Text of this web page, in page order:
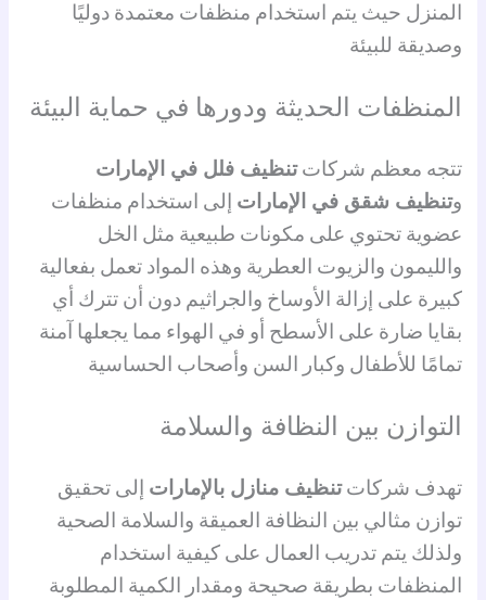
المنزل حيث يتم استخدام منظفات معتمدة دوليًا
وصديقة للبيئة
المنظفات الحديثة ودورها في حماية البيئة
تتجه معظم شركاتتنظيف فلل في الإمارات
وتنظيف شقق في الإمارات إلى استخدام منظفات
عضوية تحتوي على مكونات طبيعية مثل الخل
والليمون والزيوت العطرية وهذه المواد تعمل بفعالية
كبيرة على إزالة الأوساخ والجراثيم دون أن تترك أي
بقايا ضارة على الأسطح أو في الهواء مما يجعلها آمنة
تمامًا للأطفال وكبار السن وأصحاب الحساسية
التوازن بين النظافة والسلامة
تهدف شركاتتنظيف منازل بالإمارات إلى تحقيق
توازن مثالي بين النظافة العميقة والسلامة الصحية
ولذلك يتم تدريب العمال على كيفية استخدام
المنظفات بطريقة صحيحة ومقدار الكمية المطلوبة